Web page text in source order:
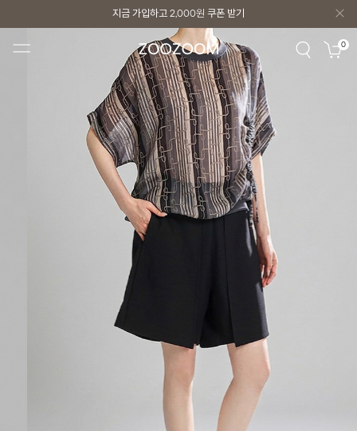
지금 가입하고 2,000원 쿠폰 받기
지금 가입하고2,000원쿠폰 받기 0